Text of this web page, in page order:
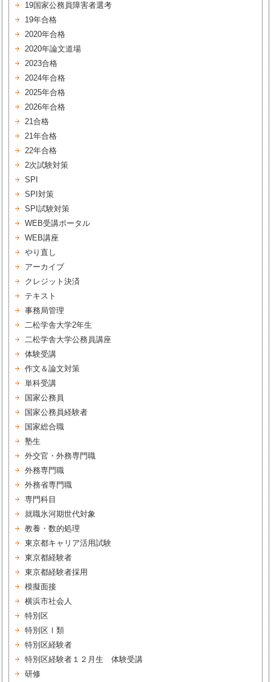
19国家公務員障害者選考
19年合格
2020年合格
2020年論文道場
2023合格
2024年合格
2025年合格
2026年合格
21合格
21年合格
22年合格
2次試験対策
SPI
SPI対策
SPI試験対策
WEB受講ポータル
WEB講座
やり直し
アーカイブ
クレジット決済
テキスト
事務局管理
二松学舎大学2年生
二松学舎大学公務員講座
体験受講
作文＆論文対策
単科受講
国家公務員
国家公務員経験者
国家総合職
塾生
外交官・外務専門職
外務専門職
外務省専門職
専門科目
就職氷河期世代対象
教養・数的処理
東京都キャリア活用試験
東京都経験者
東京都経験者採用
模擬面接
横浜市社会人
特別区
特別区Ⅰ類
特別区経験者
特別区経験者１２月生 体験受講
研修